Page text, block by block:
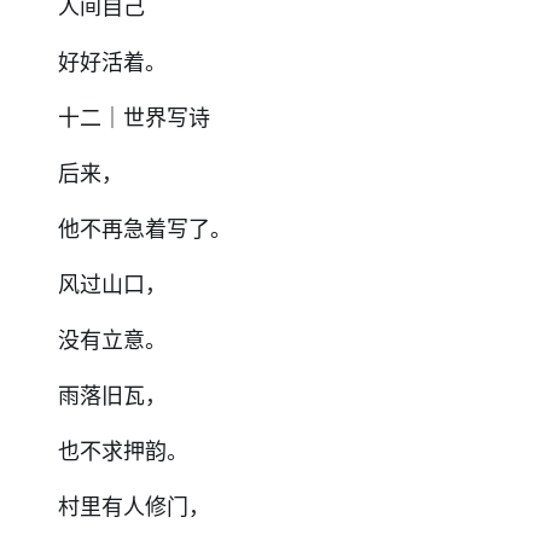
人间自己
好好活着。
十二｜世界写诗
后来，
他不再急着写了。
风过山口，
没有立意。
雨落旧瓦，
也不求押韵。
村里有人修门，